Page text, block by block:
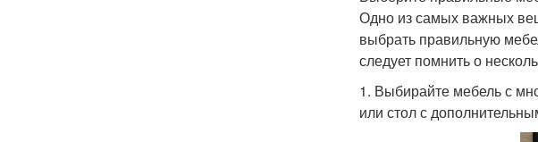
Одно из самых важных
выбрать правильную
следует помнить о
1. Выбирайте мебель с
или стол с